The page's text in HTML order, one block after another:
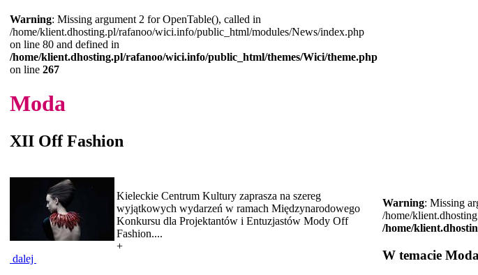
Warning: Missing argument 2 for OpenTable(), called in
/home/klient.dhosting.pl/rafanoo/wici.info/public_html/modules/News/index.php
on line 80 and defined in
/home/klient.dhosting.pl/rafanoo/wici.info/public_html/themes/Wici/theme.php
on line 267
Moda
XII Off Fashion
Kieleckie Centrum Kultury zaprasza na szereg
wyjątkowych wydarzeń w ramach Międzynarodowego
Konkursu dla Projektantów i Entuzjastów Mody Off
Fashion....
+
dalej
Warning: Missing
/home/
/home/
W temacie Moda